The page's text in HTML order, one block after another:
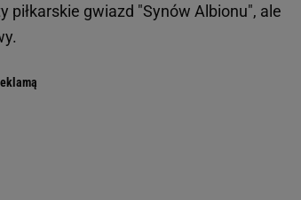
piłkarskie gwiazd "Synów Albionu", ale